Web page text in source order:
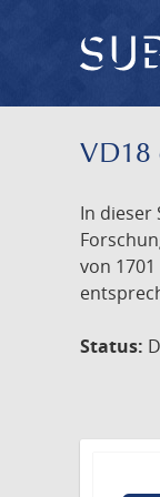
VD18
In dieser
von
Status: